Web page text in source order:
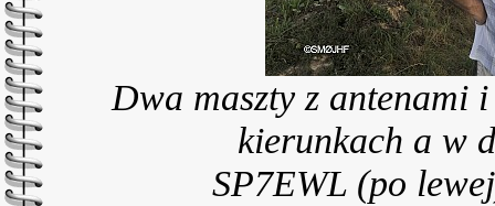
Dwa maszty z antenami
kierunkach a w
SP7EWL (po